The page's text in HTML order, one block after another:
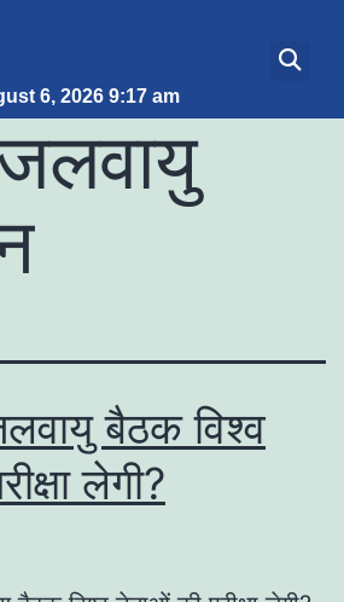
6, 2026 9:17 am
बैठक विश्व
लेगी?